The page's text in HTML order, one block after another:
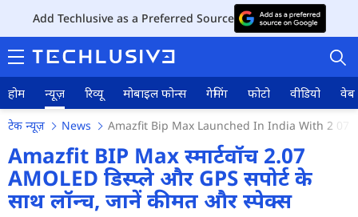
Add Techlusive as a Preferred Source
होम न्यूज़ रिव्यू मोबाइल फोन्स गेमिंग फोटो वीडियो वेब
होम
टेक न्यूज़ News Amazfit Bip Max Launched In India With 2 07
Amazfit BIP Max स्मार्टवॉच 2.07
AMOLED डिस्प्ले और GPS सपोर्ट के
साथ लॉन्च, जानें कीमत और स्पेक्स